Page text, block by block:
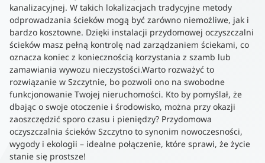
kanalizacyjnej. W takich lokalizacjach tradycyjne metody
odprowadzania ścieków mogą być zarówno niemożliwe, jak i
bardzo kosztowne. Dzięki instalacji przydomowej oczyszczalni
ścieków masz pełną kontrolę nad zarządzaniem ściekami, co
oznacza koniec z koniecznością korzystania z szamb lub
zamawiania wywozu nieczystości.Warto rozważyć to
rozwiązanie w Szczytnie, bo pozwoli ono na swobodne
funkcjonowanie Twojej nieruchomości. Kto by pomyślał, że
dbając o swoje otoczenie i środowisko, można przy okazji
zaoszczędzić sporo czasu i pieniędzy? Przydomowa
oczyszczalnia ścieków Szczytno to synonim nowoczesności,
wygody i ekologii – idealne połączenie, które sprawi, że życie
stanie się prostsze!